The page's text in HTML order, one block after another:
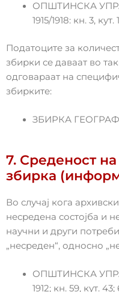
ОПШТИНСКА
1915/1918: кн. 3, кут.
Податоците за
збирки се даваат во
одговараат на
збирките:
ЗБИРКА
7. Среденост
збирка
Во случај кога
несредена состојба и
научни и други
„несреден“, односно
ОПШТИНСКА
1912; кн. 59, кут.